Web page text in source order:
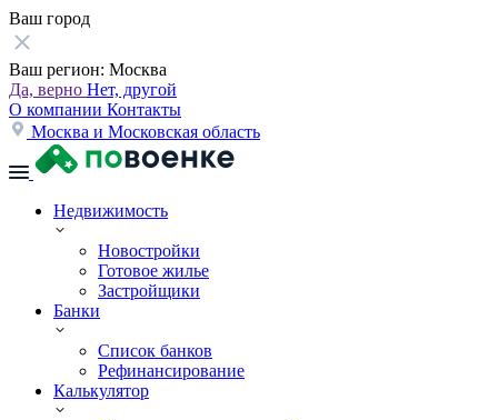
Ваш город
Ваш регион: Москва
Да, верно Нет, другой
О компании Контакты
Москва и Московская область
Недвижимость
Новостройки
Готовое жилье
Застройщики
Банки
Список банков
Рефинансирование
Калькулятор